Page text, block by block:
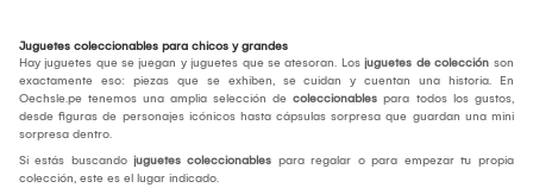
Juguetes coleccionables para chicos y grandes
Hay juguetes que se juegan y juguetes que se atesoran. Los juguetes de colección son
exactamente eso: piezas que se exhiben, se cuidan y cuentan una historia. En
Oechsle.pe tenemos una amplia selección de coleccionables para todos los gustos,
desde figuras de personajes icónicos hasta cápsulas sorpresa que guardan una mini
sorpresa dentro.
Si estás buscando juguetes coleccionables para regalar o para empezar tu propia
colección, este es el lugar indicado.